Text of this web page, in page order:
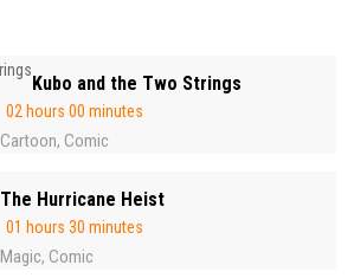
Kubo and the Two Strings
02 hours 00 minutes
Cartoon, Comic
The Hurricane Heist
01 hours 30 minutes
Magic, Comic